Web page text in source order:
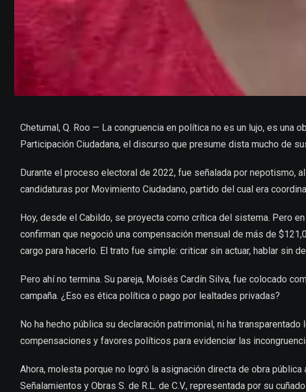
Chetumal, Q. Roo — La congruencia en política no es un lujo, es
Participación Ciudadana, el discurso que presume dista mucho de
Durante el proceso electoral de 2022, fue señalada por nepotismo,
candidaturas por Movimiento Ciudadano, partido del cual era
Hoy, desde el Cabildo, se proyecta como crítica del sistema. Pero
confirman que negoció una compensación mensual de más de
cargo para hacerlo. El trato fue simple: criticar sin actuar, hablar sin
Pero ahí no termina. Su pareja, Moisés Cardín Silva, fue colocado
campaña. ¿Eso es ética política o pago por lealtades privadas?
No ha hecho pública su declaración patrimonial, ni ha
compensaciones y favores políticos para evidenciar las
Ahora, molesta porque no logró la asignación directa de obra
Señalamientos y Obras S. de R.L. de C.V., representada por su